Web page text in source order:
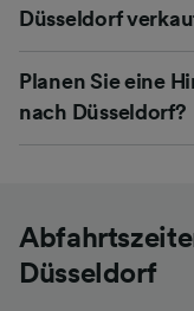
Düsseldorf
Planen Sie eine
nach Düsseldorf?
Düsseldorf